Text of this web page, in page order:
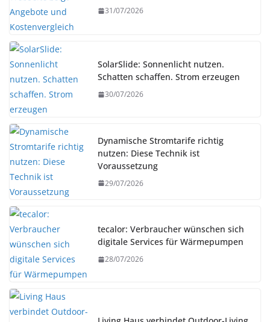
31/07/2026
SolarSlide: Sonnenlicht nutzen.
Schatten schaffen. Strom erzeugen
30/07/2026
Dynamische Stromtarife richtig
nutzen: Diese Technik ist
Voraussetzung
29/07/2026
tecalor: Verbraucher wünschen sich
digitale Services für Wärmepumpen
28/07/2026